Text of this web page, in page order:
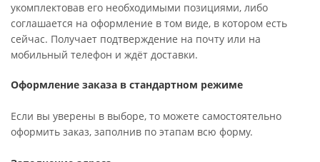
укомплектовав его необходимыми позициями, либо
соглашается на оформление в том виде, в котором есть
сейчас. Получает подтверждение на почту или на
мобильный телефон и ждёт доставки.
Оформление заказа в стандартном режиме
Если вы уверены в выборе, то можете самостоятельно
оформить заказ, заполнив по этапам всю форму.